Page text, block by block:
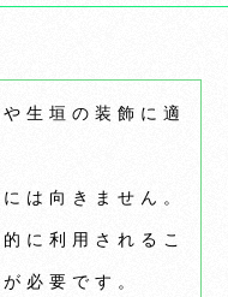
生垣の装飾に適
は向きません。
に利用されるこ
必要です。